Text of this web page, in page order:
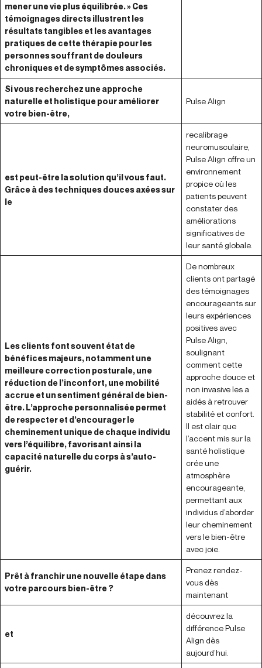
mener une vie plus équilibrée. » Ces
témoignages directs illustrent les
résultats tangibles et les avantages
pratiques de cette thérapie pour les
personnes souffrant de douleurs
chroniques et de symptômes associés.
Si vous recherchez une approche
naturelle et holistique pour améliorer
votre bien-être,
Pulse Align
est peut-être la solution qu’il vous faut.
Grâce à des techniques douces axées sur
le
recalibrage
neuromusculaire,
Pulse Align offre un
environnement
propice où les
patients peuvent
constater des
améliorations
significatives de
leur santé globale.
Les clients font souvent état de
bénéfices majeurs, notamment une
meilleure correction posturale, une
réduction de l’inconfort, une mobilité
accrue et un sentiment général de bien-
être. L’approche personnalisée permet
de respecter et d’encourager le
cheminement unique de chaque individu
vers l’équilibre, favorisant ainsi la
capacité naturelle du corps à s’auto-
guérir.
De nombreux
clients ont partagé
des témoignages
encourageants sur
leurs expériences
positives avec
Pulse Align,
soulignant
comment cette
approche douce et
non invasive les a
aidés à retrouver
stabilité et confort.
Il est clair que
l’accent mis sur la
santé holistique
crée une
atmosphère
encourageante,
permettant aux
individus d’aborder
leur cheminement
vers le bien-être
avec joie.
Prêt à franchir une nouvelle étape dans
votre parcours bien-être ?
Prenez rendez-
vous dès
maintenant
et
découvrez la
différence Pulse
Align dès
aujourd’hui.